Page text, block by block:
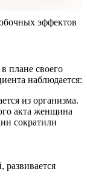
эффектов
плане своего
наблюдается:
из организма.
акта женщина
сократили
развивается